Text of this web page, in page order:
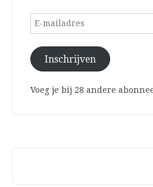
E-
Inschrijven
Voeg je bij 28 andere